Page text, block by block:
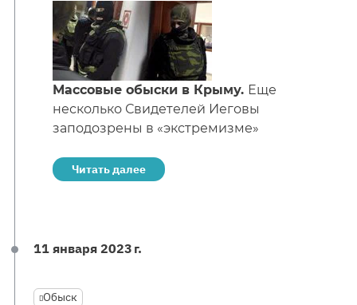
Массовые обыски в Крыму. Еще
несколько Свидетелей Иеговы
заподозрены в «экстремизме»
Читать далее
11 января 2023 г.
Обыск